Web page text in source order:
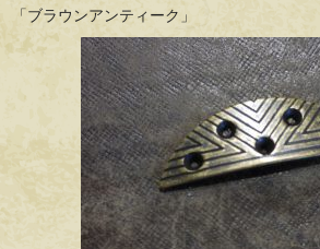
「ブラウンアンティーク」